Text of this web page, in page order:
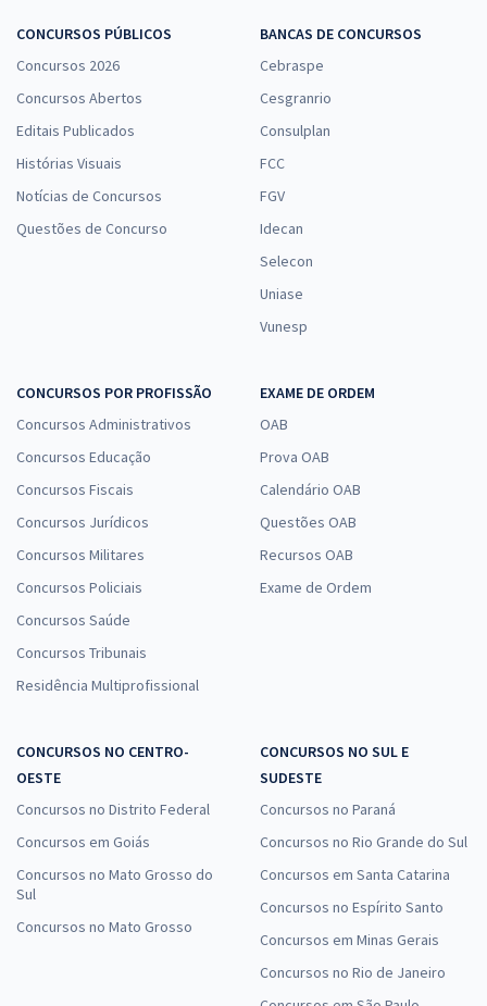
CONCURSOS PÚBLICOS
Concursos 2026
Concursos Abertos
Editais Publicados
Histórias Visuais
Notícias de Concursos
Questões de Concurso
BANCAS DE CONCURSOS
Cebraspe
Cesgranrio
Consulplan
FCC
FGV
Idecan
Selecon
Uniase
Vunesp
CONCURSOS POR PROFISSÃO
Concursos Administrativos
Concursos Educação
Concursos Fiscais
Concursos Jurídicos
Concursos Militares
Concursos Policiais
Concursos Saúde
Concursos Tribunais
Residência Multiprofissional
EXAME DE ORDEM
OAB
Prova OAB
Calendário OAB
Questões OAB
Recursos OAB
Exame de Ordem
CONCURSOS NO CENTRO-
OESTE
Concursos no Distrito Federal
Concursos em Goiás
Concursos no Mato Grosso do
Sul
Concursos no Mato Grosso
CONCURSOS NO SUL E
SUDESTE
Concursos no Paraná
Concursos no Rio Grande do Sul
Concursos em Santa Catarina
Concursos no Espírito Santo
Concursos em Minas Gerais
Concursos no Rio de Janeiro